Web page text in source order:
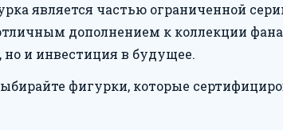
является частью ограниченной
дополнением к коллекции
но и инвестиция в будущее.
фигурки, которые